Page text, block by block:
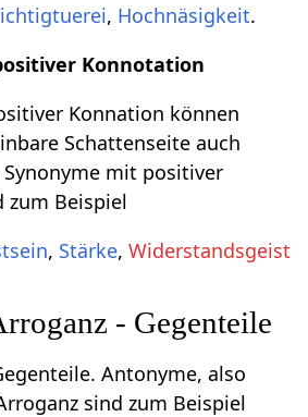
, Hochnäsigkeit.
Konnotation
Konnation können
Schattenseite auch
mit positiver
zum Beispiel
, Stärke, Widerstandsgeist
- Gegenteile
Antonyme, also
sind zum Beispiel